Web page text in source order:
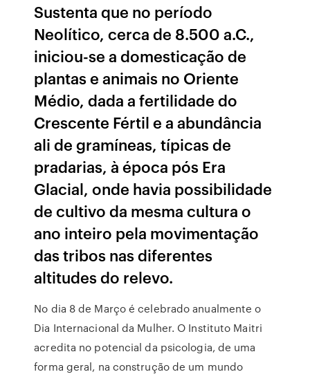
Sustenta que no período
Neolítico, cerca de 8.500 a.C.,
iniciou-se a domesticação de
plantas e animais no Oriente
Médio, dada a fertilidade do
Crescente Fértil e a abundância
ali de gramíneas, típicas de
pradarias, à época pós Era
Glacial, onde havia possibilidade
de cultivo da mesma cultura o
ano inteiro pela movimentação
das tribos nas diferentes
altitudes do relevo.
No dia 8 de Março é celebrado anualmente o
Dia Internacional da Mulher. O Instituto Maitri
acredita no potencial da psicologia, de uma
forma geral, na construção de um mundo